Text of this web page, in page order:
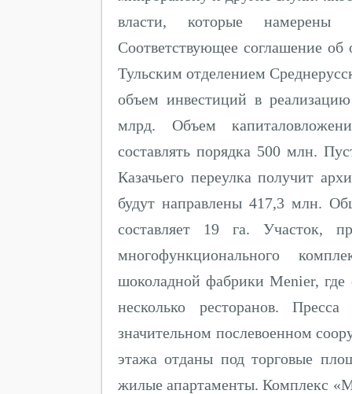
власти, которые
Соответствующее соглашение
Тульским отделением
объем инвестиций в
млрд. Объем
составлять порядка 500 млн.
Казачьего переулка получит
будут направлены 417,3 млн.
составляет 19 га. Участок,
многофункционального
шоколадной фабрики Menier, где
несколько ресторанов.
значительном послевоенном
этажа отданы под торговые
жилые апартаменты. Комплекс